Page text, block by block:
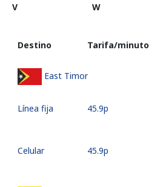
V
W
Destino Tarifa/minuto
East Timor
Línea fija ⁦45.9p⁩
Celular ⁦45.9p⁩